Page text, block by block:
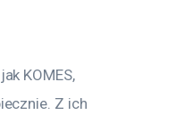
KOMES,
Z ich